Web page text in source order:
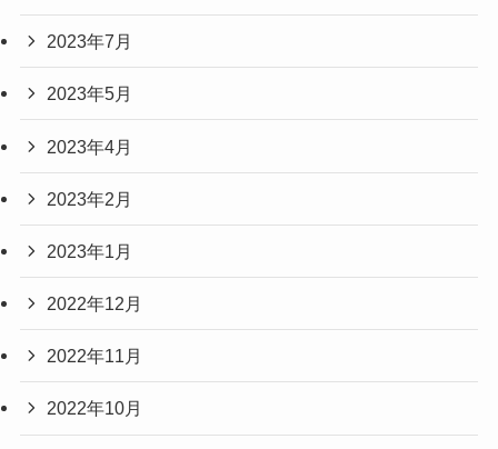
2023年7月
2023年5月
2023年4月
2023年2月
2023年1月
2022年12月
2022年11月
2022年10月